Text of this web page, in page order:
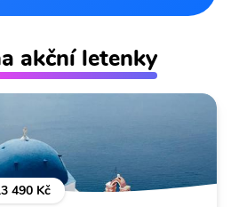
akční letenky
490 Kč